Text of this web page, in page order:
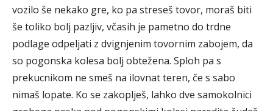
vozilo še nekako gre, ko pa streseš tovor, moraš biti
še toliko bolj pazljiv, včasih je pametno do trdne
podlage odpeljati z dvignjenim tovornim zabojem, da
so pogonska kolesa bolj obtežena. Sploh pa s
prekucnikom ne smeš na ilovnat teren, če s sabo
nimaš lopate. Ko se zakoplješ, lahko dve samokolnici